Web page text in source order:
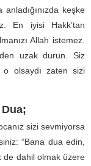
keşke
En iyisi Hakk’tan
Allah istemez.
uzak durun. Siz
olsaydı zaten sizi
sizi sevmiyorsa
“Bana dua edin,
de dahil olmak üzere